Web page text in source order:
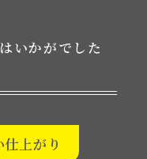
いかがでした
上がり